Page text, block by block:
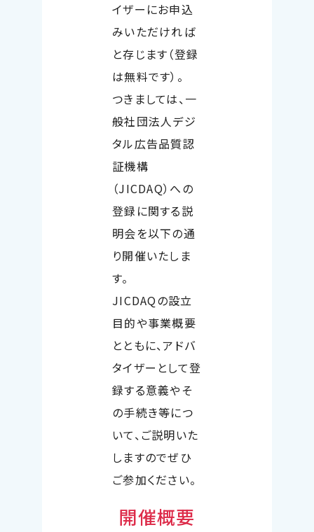
イザーにお申込
みいただければ
と存じます（登録
は無料です）。
つきましては、一
般社団法人デジ
タル広告品質認
証機構
（JICDAQ）への
登録に関する説
明会を以下の通
り開催いたしま
す。
JICDAQの設立
目的や事業概要
とともに、アドバ
タイザーとして登
録する意義やそ
の手続き等につ
いて、ご説明いた
しますのでぜひ
ご参加ください。
開催概要